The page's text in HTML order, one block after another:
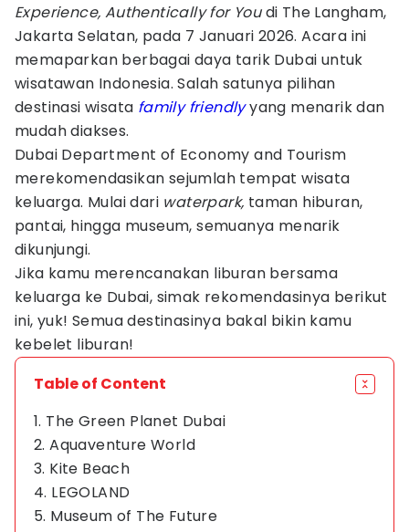
Experience, Authentically for Youdi The Langham,
Jakarta Selatan, pada 7 Januari 2026. Acara ini
memaparkan berbagai daya tarik Dubai untuk
wisatawan Indonesia. Salah satunya pilihan
destinasi wisata family friendlyyang menarik dan
mudah diakses.
Dubai Department of Economy and Tourism
merekomendasikan sejumlah tempat wisata
keluarga. Mulai dari waterpark, taman hiburan,
pantai, hingga museum, semuanya menarik
dikunjungi.
Jika kamu merencanakan liburan bersama
keluarga ke Dubai, simak rekomendasinya berikut
ini, yuk! Semua destinasinya bakal bikin kamu
kebelet liburan!
Table of Content
1. The Green Planet Dubai
2. Aquaventure World
3. Kite Beach
4. LEGOLAND
5. Museum of The Future